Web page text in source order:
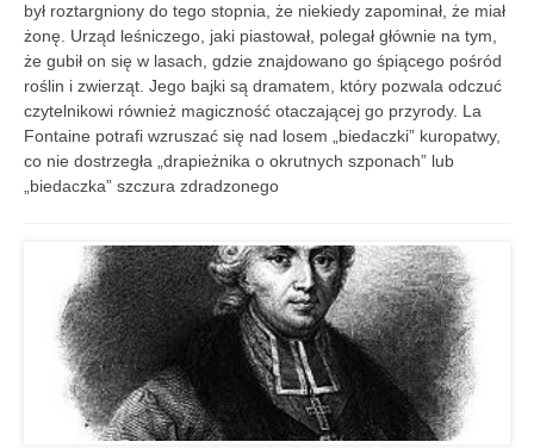
był roztargniony do tego stopnia, że niekiedy zapominał, że miał
żonę. Urząd leśniczego, jaki piastował, polegał głównie na tym,
że gubił on się w lasach, gdzie znajdowano go śpiącego pośród
roślin i zwierząt. Jego bajki są dramatem, który pozwala odczuć
czytelnikowi również magiczność otaczającej go przyrody. La
Fontaine potrafi wzruszać się nad losem „biedaczki” kuropatwy,
co nie dostrzegła „drapieżnika o okrutnych szponach” lub
„biedaczka” szczura zdradzonego